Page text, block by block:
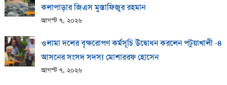
কলাপাড়ার জিএস মুস্তাফিজুর রহমান
আগস্ট ৭, ২০২৬
ওলামা দলের বৃক্ষরোপণ কর্মসূচি উদ্বোধন করলেন পটুয়াখালী -৪
আসনের সংসদ সদস্য মোশাররফ হোসেন
আগস্ট ৭, ২০২৬